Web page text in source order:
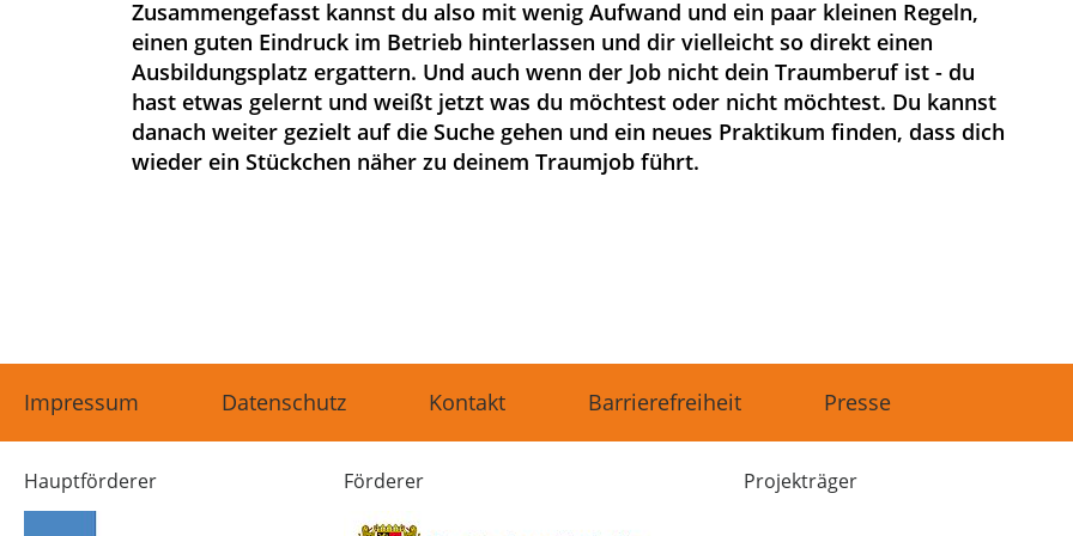
Zusammengefasst kannst du also mit wenig Aufwand und ein paar kleinen Regeln,
einen guten Eindruck im Betrieb hinterlassen und dir vielleicht so direkt einen
Ausbildungsplatz ergattern. Und auch wenn der Job nicht dein Traumberuf ist - du
hast etwas gelernt und weißt jetzt was du möchtest oder nicht möchtest. Du kannst
danach weiter gezielt auf die Suche gehen und ein neues Praktikum finden, dass dich
wieder ein Stückchen näher zu deinem Traumjob führt.
Impressum Datenschutz Kontakt Barrierefreiheit Presse
Hauptförderer Förderer Projekträger